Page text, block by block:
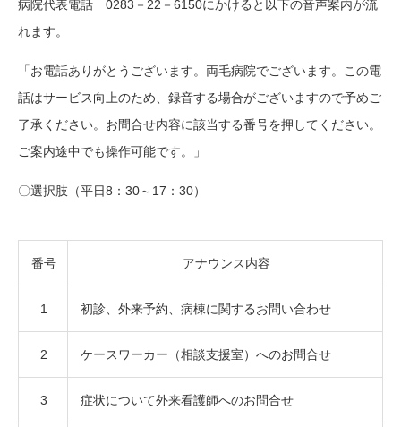
病院代表電話 0283－22－6150にかけると以下の音声案内が流
れます。
「お電話ありがとうございます。両毛病院でございます。この電
話はサービス向上のため、録音する場合がございますので予めご
了承ください。お問合せ内容に該当する番号を押してください。
ご案内途中でも操作可能です。」
〇選択肢（平日8：30～17：30）
番号 アナウンス内容
1 初診、外来予約、病棟に関するお問い合わせ
2 ケースワーカー（相談支援室）へのお問合せ
3 症状について外来看護師へのお問合せ